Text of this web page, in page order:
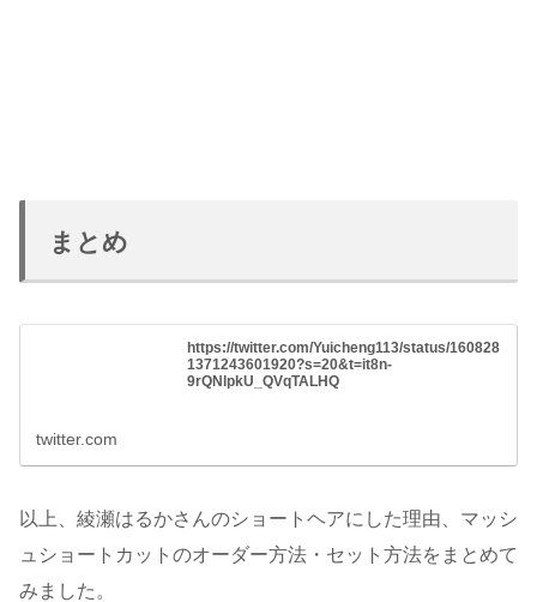
まとめ
https://twitter.com/Yuicheng113/status/160828
1371243601920?s=20&t=it8n-
9rQNlpkU_QVqTALHQ
twitter.com
以上、綾瀬はるかさんのショートヘアにした理由、マッシ
ュショートカットのオーダー方法・セット方法をまとめて
みました。